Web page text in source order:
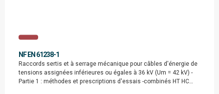
NF EN 61238-1
Raccords sertis et à serrage mécanique pour câbles d'énergie de
tensions assignées inférieures ou égales à 36 kV (Um = 42 kV) -
Partie 1 : méthodes et prescriptions d'essais -combinés HT HC…